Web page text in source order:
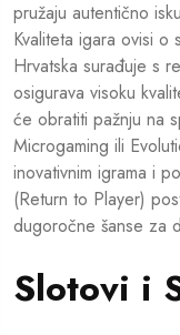
pružaju autentično
Kvaliteta igara ovisi o
Hrvatska surađuje s
osigurava visoku
će obratiti pažnju na
Microgaming ili
inovativnim igrama i
(Return to Player)
dugoročne šanse za
Slotovi i